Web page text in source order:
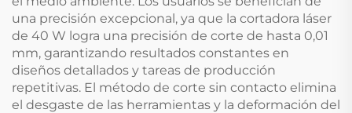
una precisión excepcional, ya que la cortadora láser
de 40 W logra una precisión de corte de hasta 0,01
mm, garantizando resultados constantes en
diseños detallados y tareas de producción
repetitivas. El método de corte sin contacto elimina
el desgaste de las herramientas y la deformación del